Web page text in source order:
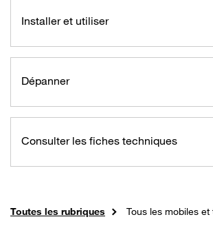
Installer et utiliser
Dépanner
Consulter les fiches techniques
Accueil
Toutes les rubriques Tous les mobiles et